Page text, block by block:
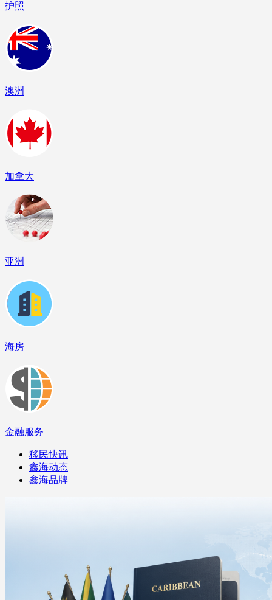
护照
澳洲
加拿大
亚洲
海房
金融服务
移民快讯
鑫海动态
鑫海品牌